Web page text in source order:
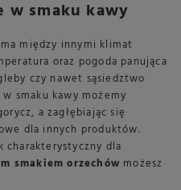
w smaku kawy
między innymi klimat
oraz pogoda panująca
czy nawet sąsiedztwo
smaku kawy możemy
a zagłębiając się
dla innych produktów.
charakterystyczny dla
smakiem orzechów możesz